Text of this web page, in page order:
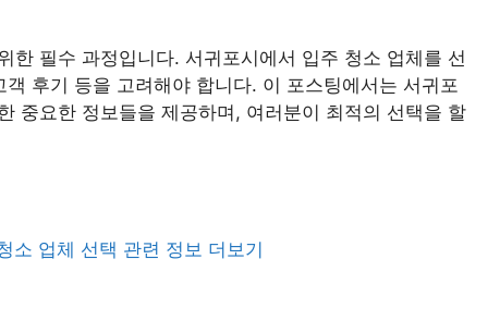
한 필수 과정입니다. 서귀포시에서 입주 청소 업체를 선
후기 등을 고려해야 합니다. 이 포스팅에서는 서귀포
중요한 정보들을 제공하며, 여러분이 최적의 선택을 할
소 업체 선택 관련 정보 더보기